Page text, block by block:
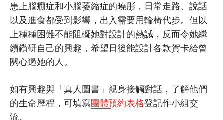
患上腦癇症和小腦萎縮症的曉彤，日常走路、說話
以及進食都受到影響，出入需要用輪椅代步。但以
上種種困難不能阻礙她對設計的熱誠，反而令她繼
續鑽研自己的興趣，希望日後能設計各款賀卡給曾
關心過她的人。
如有興趣與「真人圖書」親身接觸對話，了解他們
的生命歷程， 可填寫團體預約表格登記作小組交
流。